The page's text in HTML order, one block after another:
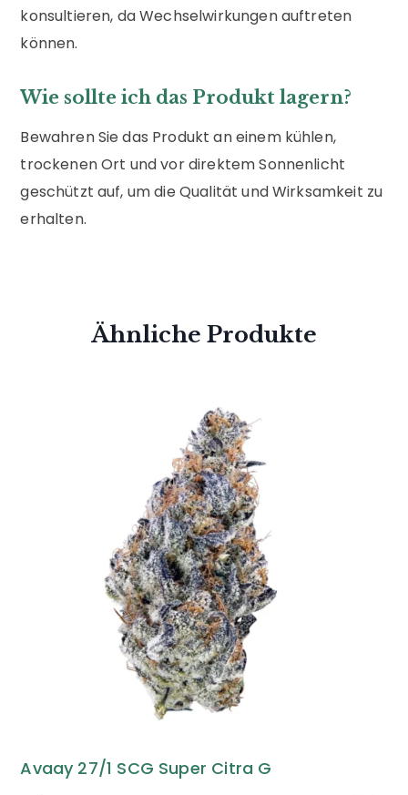
konsultieren, da Wechselwirkungen auftreten
können.
Wie sollte ich das Produkt lagern?
Bewahren Sie das Produkt an einem kühlen,
trockenen Ort und vor direktem Sonnenlicht
geschützt auf, um die Qualität und Wirksamkeit zu
erhalten.
Ähnliche Produkte
Avaay 27/1 SCG Super Citra G